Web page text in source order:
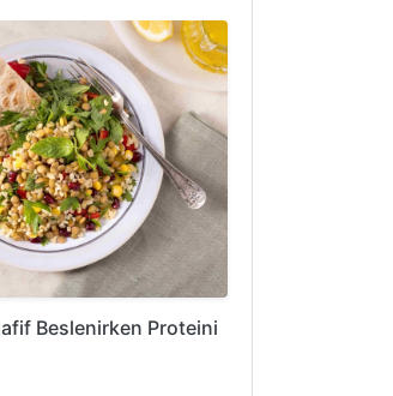
Beslenirken Proteini